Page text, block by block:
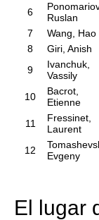
6
Ruslan
7
Wang, Hao
8
Giri, Anish
9
Ivanchuk,
Vassily
10
Bacrot,
Etienne
11
Fressinet,
Laurent
12
Evgeny
El lugar